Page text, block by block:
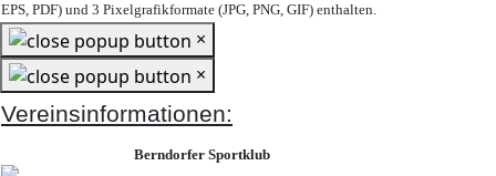
EPS, PDF) und 3 Pixelgrafikformate (JPG, PNG, GIF) enthalten.
×
×
Vereinsinformationen:
Berndorfer Sportklub